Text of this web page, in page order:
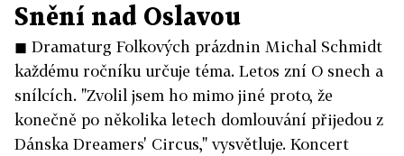
Snění nad Oslavou
◼ Dramaturg Folkových prázdnin Michal Schmidt
každému ročníku určuje téma. Letos zní O snech a
snílcích. "Zvolil jsem ho mimo jiné proto, že
konečně po několika letech domlouvání přijedou z
Dánska Dreamers' Circus," vysvětluje. Koncert